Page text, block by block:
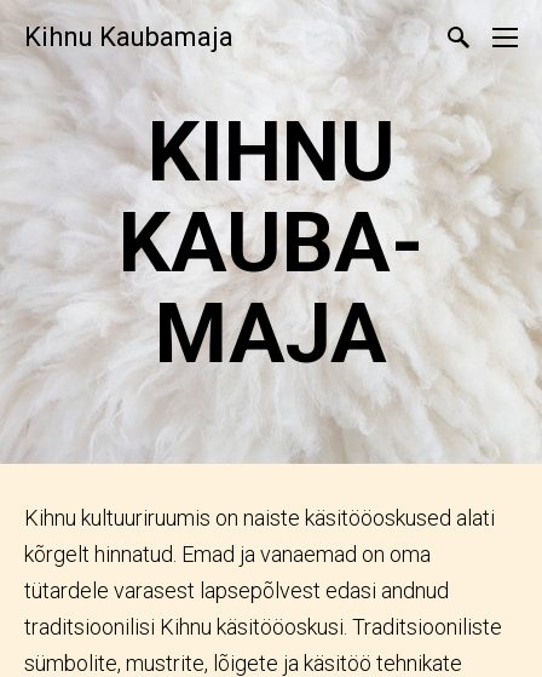
Kihnu Kaubamaja
KIHNU
KAUBA­
MAJA
Kihnu kultuuriruumis on naiste käsitööoskused alati
kõrgelt hinnatud. Emad ja vanaemad on oma
tütardele varasest lapsepõlvest edasi andnud
traditsioonilisi Kihnu käsitööoskusi. Traditsiooniliste
sümbolite, mustrite, lõigete ja käsitöö tehnikate